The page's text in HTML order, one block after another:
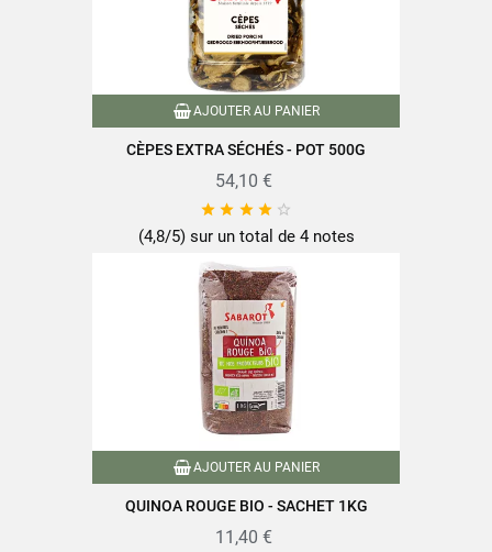
AJOUTER AU PANIER
CÈPES EXTRA SÉCHÉS - POT 500G
54,10 €
    
(4,8/5) sur un total de 4 notes
AJOUTER AU PANIER
QUINOA ROUGE BIO - SACHET 1KG
11,40 €